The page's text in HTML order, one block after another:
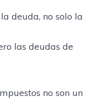
deuda, no solo la
las deudas de
no son un